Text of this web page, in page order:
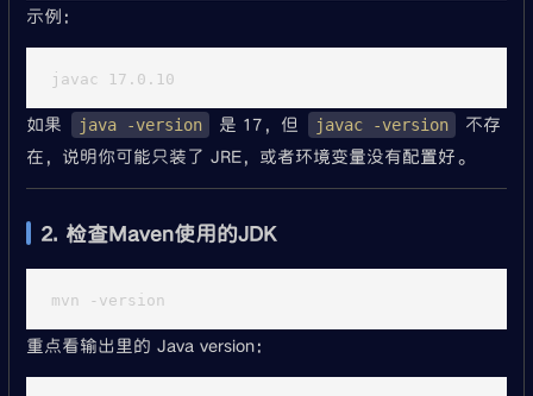
示例：
如果 java -version 是 17，但 javac -version
不存
在，说明你可能只装了 JRE，或者环境变量没有配置好。
2. 检查Maven使用的JDK
重点看输出里的 Java version：